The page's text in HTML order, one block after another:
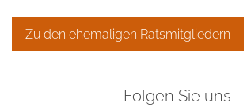
Zu den ehemaligen Ratsmitgliedern
Folgen Sie uns